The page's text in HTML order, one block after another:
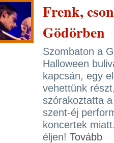
Frenk,
Gödörben
Szombaton a
Halloween
kapcsán, egy
vehettünk
szórakoztatta
szent-éj
koncertek
éljen! Tovább